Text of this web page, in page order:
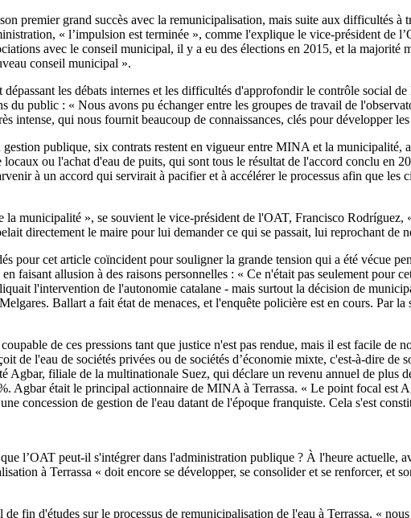
premier grand succès avec la remunicipalisation, mais suite aux difficultés
« l’impulsion est terminée », comme l'explique le vice-président de
avec le conseil municipal, il y a eu des élections en 2015, et la
conseil municipal ».
les débats internes et les difficultés d'approfondir le contrôle social
du public : « Nous avons pu échanger entre les groupes de travail de
intense, qui nous fournit beaucoup de connaissances, clés pour développer
gestion publique, six contrats restent en vigueur entre MINA et la
ou l'achat d'eau de puits, qui sont tous le résultat de l'accord conclu en
à un accord qui servirait à pacifier et à accélérer le processus afin que
la municipalité », se souvient le vice-président de l'OAT, Francisco
directement le maire pour lui demander ce qui se passait, lui reprochant de
pour cet article coïncident pour souligner la grande tension qui a été vécue
faisant allusion à des raisons personnelles : « Ce n'était pas seulement pour
l'intervention de l'autonomie catalane - mais surtout la décision de
Ballart a fait état de menaces, et l'enquête policière est en cours. Par
de ces pressions tant que justice n'est pas rendue, mais il est facile
de l'eau de sociétés privées ou de sociétés d’économie mixte, c'est-à-dire de
Agbar, filiale de la multinationale Suez, qui déclare un revenu annuel de
Agbar était le principal actionnaire de MINA à Terrassa. « Le point focal
concession de gestion de l'eau datant de l'époque franquiste. Cela s'est
l’OAT peut-il s'intégrer dans l'administration publique ? À l'heure
à Terrassa « doit encore se développer, se consolider et se renforcer,
fin d'études sur le processus de remunicipalisation de l'eau à Terrassa, «